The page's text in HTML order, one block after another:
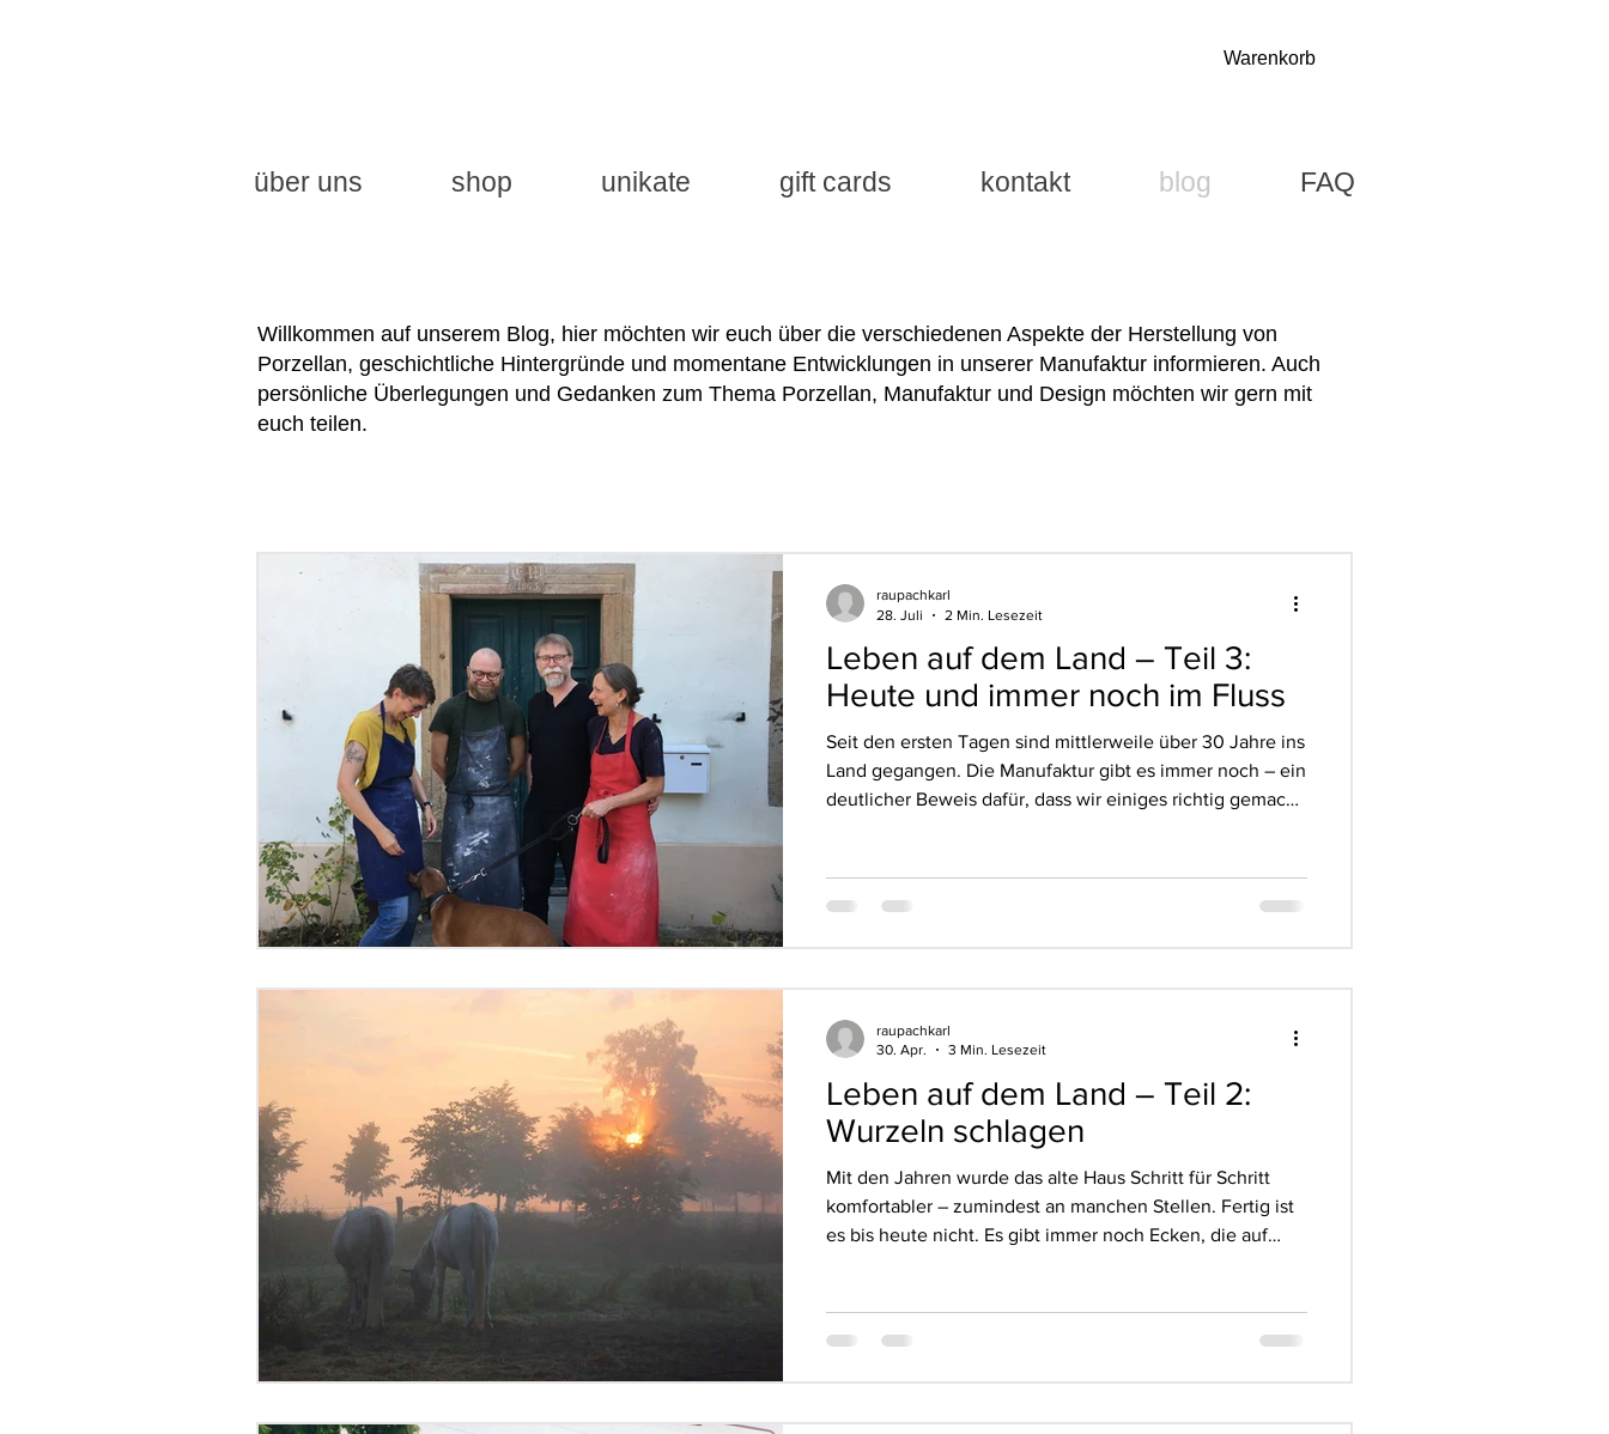
Warenkorb
über uns shop unikate gift cards kontakt blog FAQ
Willkommen auf unserem Blog, hier möchten wir euch über die verschiedenen Aspekte der Herstellung von
Porzellan, geschichtliche Hintergründe und momentane Entwicklungen in unserer Manufaktur informieren. Auch
persönliche Überlegungen und Gedanken zum Thema Porzellan, Manufaktur und Design möchten wir gern mit
euch teilen.
Leben auf dem Land – Teil 3:
Heute und immer noch im Fluss
Seit den ersten Tagen sind mittlerweile über 30 Jahre ins
Land gegangen. Die Manufaktur gibt es immer noch – ein
deutlicher Beweis dafür, dass wir einiges richtig gemacht
ergänzt, immer angepasst an die Anforderungen unserer
Arbeit. Nichts ist jemals wirklich fertig, alles entwickelt
sich weiter. Mittlerweile sind wir zu viert: Neben Ulrich
raupachkarl
28. Juli
2 Min. Lesezeit
Leben auf dem Land – Teil 2:
Wurzeln schlagen
Mit den Jahren wurde das alte Haus Schritt für Schritt
komfortabler – zumindest an manchen Stellen. Fertig ist
es bis heute nicht. Es gibt immer noch Ecken, die auf
entfaltet hat. Aus den ersten Bekanntschaften im Dorf
wurden Freundschaften. Menschen, die anfangs
raupachkarl
30. Apr.
3 Min. Lesezeit